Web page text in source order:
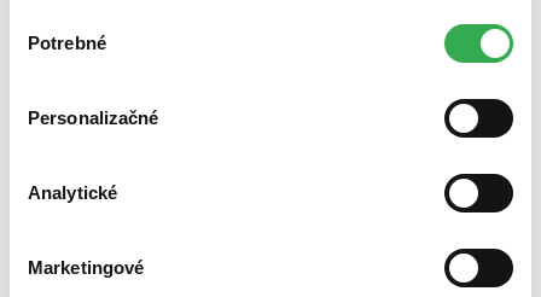
nám pomohlo, keby sme mohli používať všetky tieto
súhlasu
Potrebné
Personalizačné
Analytické
Marketingové
Bestsellery
Najdrahšie
Najlacnejšie